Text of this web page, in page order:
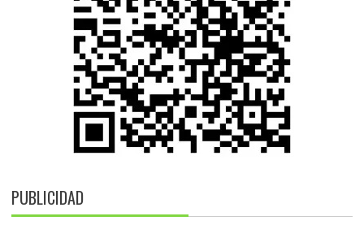
PUBLICIDAD